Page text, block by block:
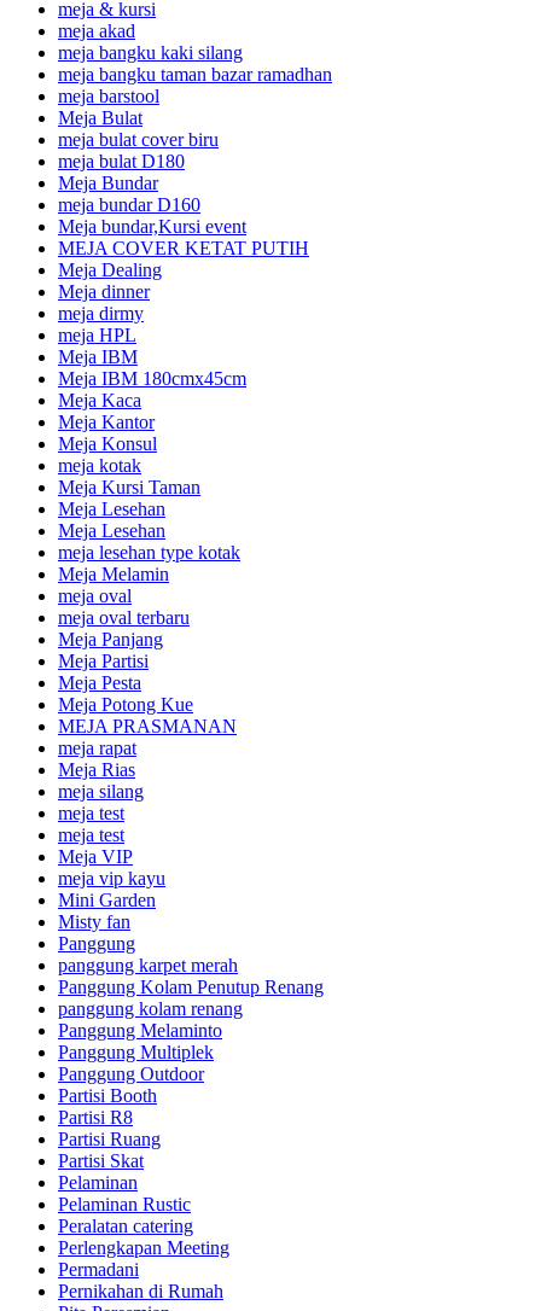
meja & kursi
meja akad
meja bangku kaki silang
meja bangku taman bazar ramadhan
meja barstool
Meja Bulat
meja bulat cover biru
meja bulat D180
Meja Bundar
meja bundar D160
Meja bundar,Kursi event
MEJA COVER KETAT PUTIH
Meja Dealing
Meja dinner
meja dirmy
meja HPL
Meja IBM
Meja IBM 180cmx45cm
Meja Kaca
Meja Kantor
Meja Konsul
meja kotak
Meja Kursi Taman
Meja Lesehan
Meja Lesehan
meja lesehan type kotak
Meja Melamin
meja oval
meja oval terbaru
Meja Panjang
Meja Partisi
Meja Pesta
Meja Potong Kue
MEJA PRASMANAN
meja rapat
Meja Rias
meja silang
meja test
meja test
Meja VIP
meja vip kayu
Mini Garden
Misty fan
Panggung
panggung karpet merah
Panggung Kolam Penutup Renang
panggung kolam renang
Panggung Melaminto
Panggung Multiplek
Panggung Outdoor
Partisi Booth
Partisi R8
Partisi Ruang
Partisi Skat
Pelaminan
Pelaminan Rustic
Peralatan catering
Perlengkapan Meeting
Permadani
Pernikahan di Rumah